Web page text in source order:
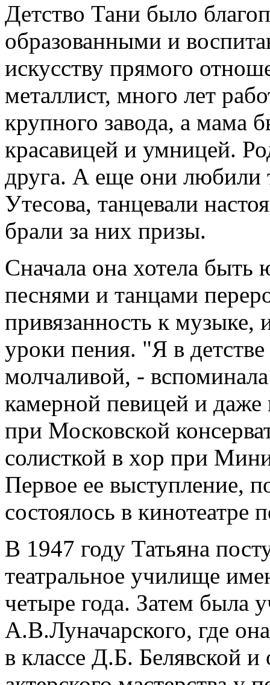
Детство Тани было
образованными и
искусству прямого
металлист, много лет
крупного завода, а мама
красавицей и умницей.
друга. А еще они любили
Утесова, танцевали
брали за них призы.
Сначала она хотела быть
песнями и танцами
привязанность к музыке,
уроки пения. "Я в
молчаливой, -
камерной певицей и
при Московской
солисткой в хор при
Первое ее выступление,
состоялось в кинотеатре
В 1947 году Татьяна
театральное училище
четыре года. Затем
А.В.Луначарского, где
в классе Д.Б. Белявской и